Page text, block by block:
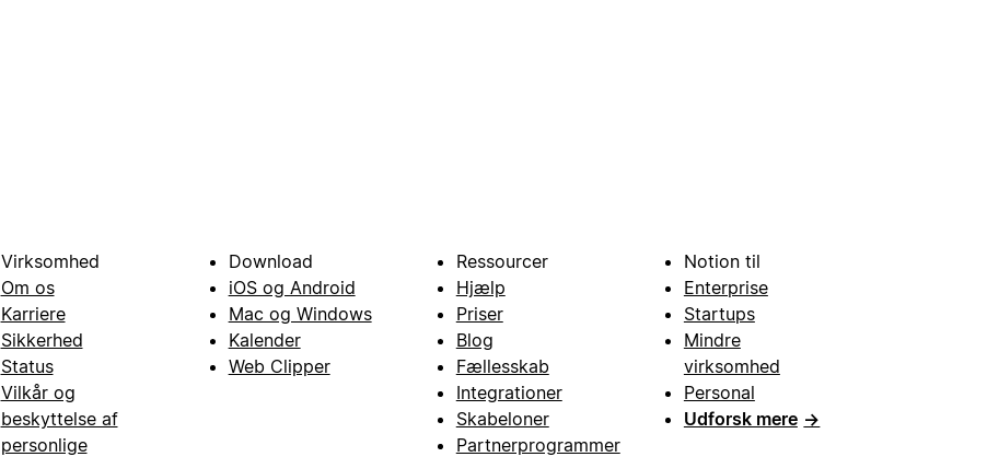
Virksomhed
Om os
Karriere
Sikkerhed
Status
Vilkår og
beskyttelse af
personlige
Download
iOS og Android
Mac og Windows
Kalender
Web Clipper
Ressourcer
Hjælp
Priser
Blog
Fællesskab
Integrationer
Skabeloner
Partnerprogrammer
Notion til
Enterprise
Startups
Mindre
virksomhed
Personal
Udforsk mere →